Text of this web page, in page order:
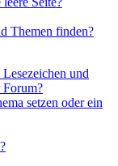
Themen finden?
und
Forum?
setzen oder ein